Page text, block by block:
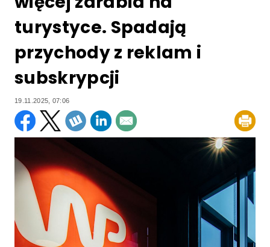
turystyce. Spadają
przychody z reklam i
subskrypcji
19.11.2025, 07:06